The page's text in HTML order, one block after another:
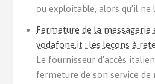
ou exploitable, alors qu’il ne
Fermeture de la messagerie
vodafone.it : les leçons à
Le fournisseur d’accès
fermeture de son service de